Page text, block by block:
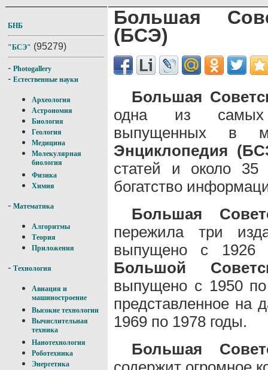
БНБ
"БСЭ" (95279)
- Photogallery
- Естественные науки
Археология
Астрономия
Биология
Геология
Медицина
Молекулярная
биология
Физика
Химия
- Математика
Алгоритмы
Теория
Приложения
- Технология
Авиация и
машиностроение
Высокие технологии
Вычислительная
техника
Нанотехнология
Роботехника
Энергетика
Большая
(БСЭ)
Большая
одна из самых
выпущенных в
Энциклопедия
статей и около
богатство
Большая
пережила три
выпущено с 1926
Большой
выпущено с 1950
представленное на
1969 по 1978 годы.
Большая